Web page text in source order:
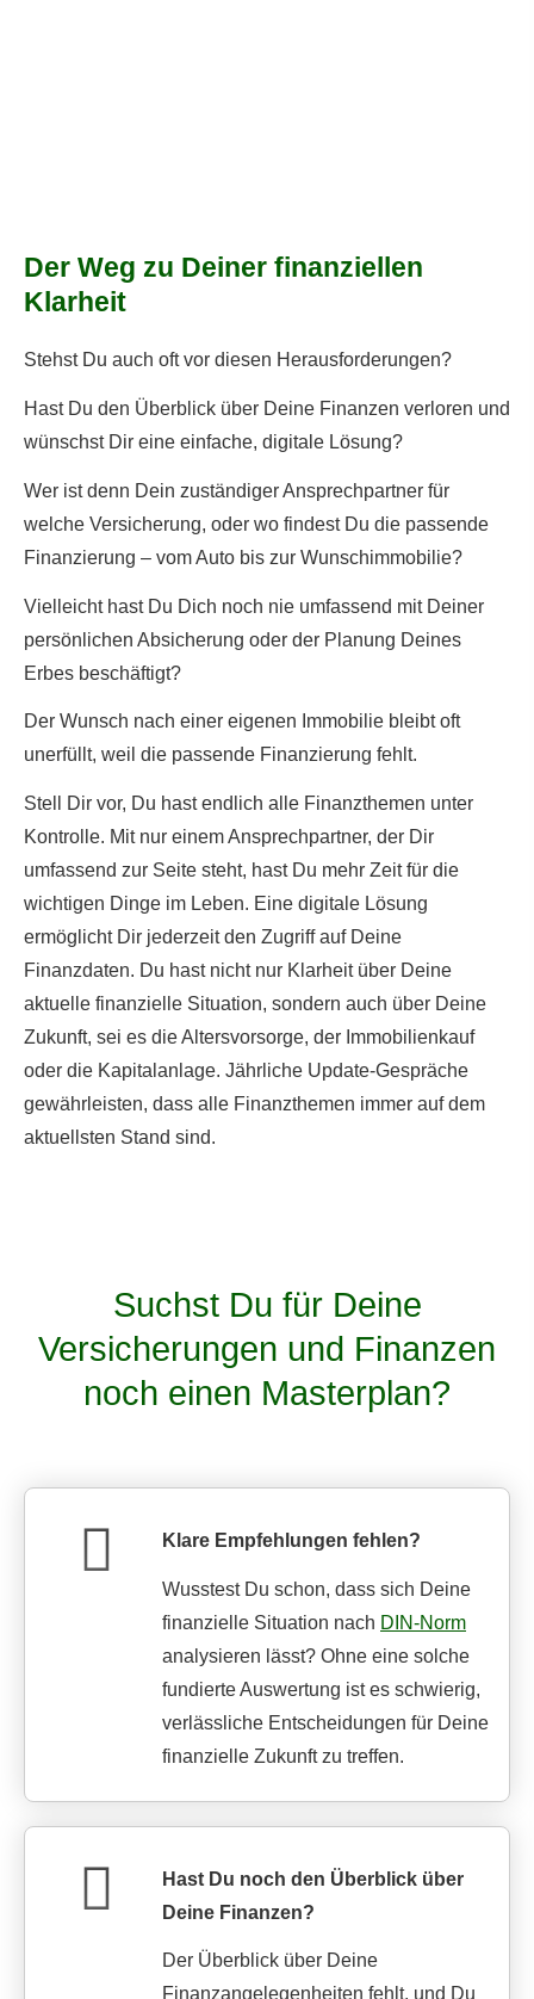
Der Weg zu Deiner finanziellen
Klarheit
Stehst Du auch oft vor diesen Herausforderungen?
Hast Du den Überblick über Deine Finanzen verloren und
wünschst Dir eine einfache, digitale Lösung?
Wer ist denn Dein zuständiger Ansprechpartner für
welche Versicherung, oder wo findest Du die passende
Finanzierung – vom Auto bis zur Wunschimmobilie?
Vielleicht hast Du Dich noch nie umfassend mit Deiner
persönlichen Absicherung oder der Planung Deines
Erbes beschäftigt?
Der Wunsch nach einer eigenen Immobilie bleibt oft
unerfüllt, weil die passende Finanzierung fehlt.
Stell Dir vor, Du hast endlich alle Finanzthemen unter
Kontrolle. Mit nur einem Ansprechpartner, der Dir
umfassend zur Seite steht, hast Du mehr Zeit für die
wichtigen Dinge im Leben. Eine digitale Lösung
ermöglicht Dir jederzeit den Zugriff auf Deine
Finanzdaten. Du hast nicht nur Klarheit über Deine
aktuelle finanzielle Situation, sondern auch über Deine
Zukunft, sei es die Alters­vorsorge, der Immobilienkauf
oder die Kapitalanlage. Jährliche Update-Gespräche
gewährleisten, dass alle Finanzthemen immer auf dem
aktuellsten Stand sind.
Suchst Du für Deine
Versicherungen und Finanzen
noch einen Masterplan?
Klare Empfehlungen fehlen?
Wusstest Du schon, dass sich Deine
finanzielle Situation nach DIN-Norm
analysieren lässt? Ohne eine solche
fundierte Auswertung ist es schwierig,
verlässliche Entscheidungen für Deine
finanzielle Zukunft zu treffen.
Hast Du noch den Überblick über
Deine Finanzen?
Der Überblick über Deine
Finanzangelegenheiten fehlt, und Du